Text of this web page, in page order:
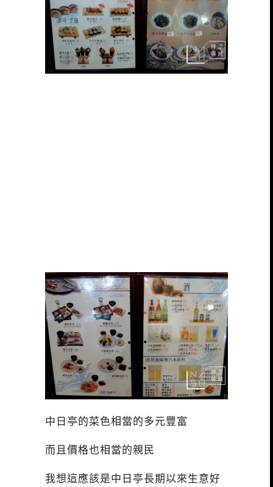
中日亭的菜色相當的多元豐富
而且價格也相當的親民
我想這應該是中日亭長期以來生意好